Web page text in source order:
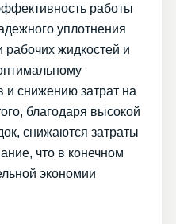
работы
уплотнения
рабочих жидкостей и
и снижению затрат на
благодаря высокой
снижаются затраты
что в конечном
экономии